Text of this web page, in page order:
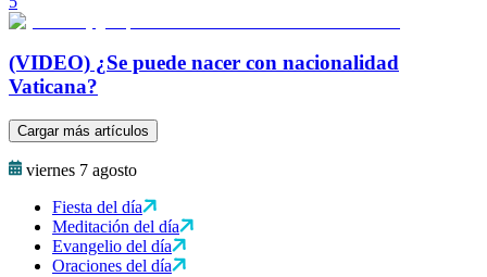
(VIDEO) ¿Se puede nacer con nacionalidad
Vaticana?
Cargar más artículos
viernes 7 agosto
Fiesta del día
Meditación del día
Evangelio del día
Oraciones del día